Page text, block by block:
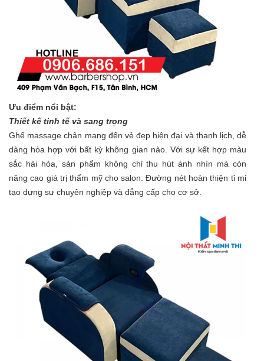
Ưu điểm nổi bật:
Thiết kế tinh tế và sang trọng
Ghế massage chân mang đến vẻ đẹp hiện đại và thanh lịch, dễ
dàng hòa hợp với bất kỳ không gian nào. Với sự kết hợp màu
sắc hài hòa, sản phẩm không chỉ thu hút ánh nhìn mà còn
nâng cao giá trị thẩm mỹ cho salon. Đường nét hoàn thiện tỉ mỉ
tạo dựng sự chuyên nghiệp và đẳng cấp cho cơ sở.